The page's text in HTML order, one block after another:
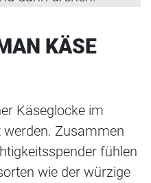
KÄSE
Käseglocke im
Zusammen
fühlen
wie der würzige